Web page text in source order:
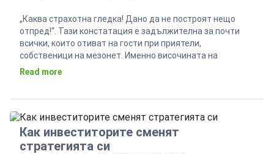
„Каква страхотна гледка! Дано да не построят нещо
отпред!“. Тази констатация е задължителна за почти
всички, които отиват на гости при приятели,
собственици на мезонет. Именно височината на
последния етаж, съчетан са раздвиженото
Read more
Как инвеститорите сменят
стратегията си